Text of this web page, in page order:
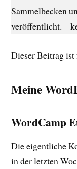
Sammelbecken
veröffentlicht. –
Dieser Beitrag
Meine
WordCamp
Die eigentliche
in der letzten